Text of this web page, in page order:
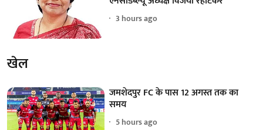
3 hours ago
खेल
जमशेदपुर FC के पास 12 अगस्त तक का
समय
5 hours ago